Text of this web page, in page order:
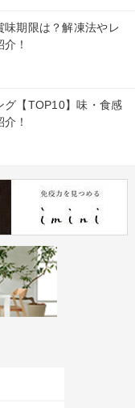
期限は？解凍法やレ
！
グ【TOP10】味・食感
！